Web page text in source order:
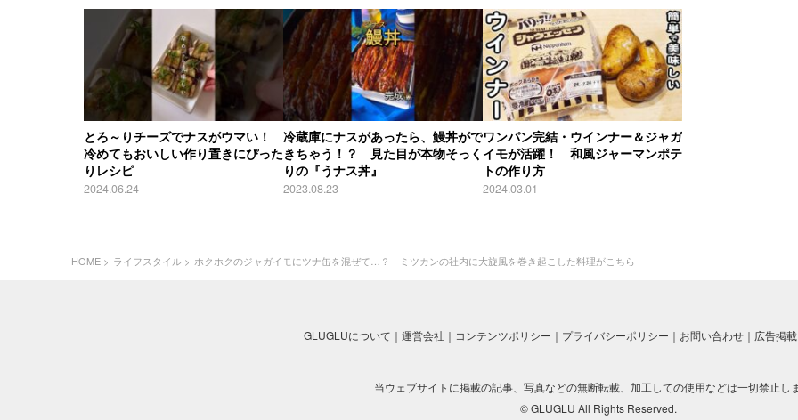
とろ～りチーズでナスがウマい！
冷めてもおいしい作り置きにぴった
りレシピ
2024.06.24
冷蔵庫にナスがあったら、鰻丼がで
きちゃう！？ 見た目が本物そっく
りの『うナス丼』
2023.08.23
ワンパン完結・ウインナー＆ジャガ
イモが活躍！ 和風ジャーマンポテ
トの作り方
2024.03.01
HOME ライフスタイル ホクホクのジャガイモにツナ缶を混ぜて…？ ミツカンの社内に大旋風を巻き起こした料理がこちら
GLUGLUについて 運営会社 コンテンツポリシー プライバシーポリシー お問い合わせ 広告掲
当ウェブサイトに掲載の記事、写真などの無断転載、加工しての使用などは一切禁止しま
© GLUGLU All Rights Reserved.